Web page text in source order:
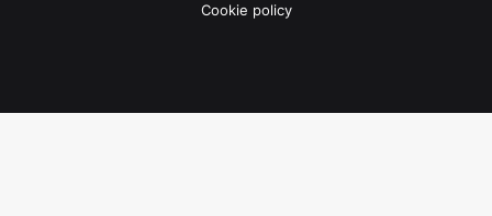
Cookie policy
Tube